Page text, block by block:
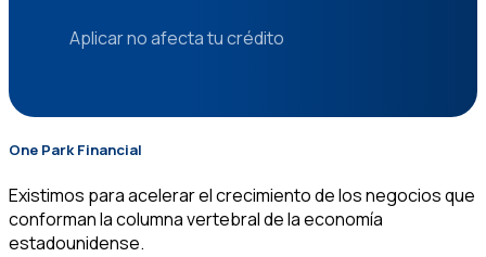
Aplicar no afecta tu crédito
$
One Park Financial
Existimos para acelerar el crecimiento de los negocios que
conforman la columna vertebral de la economía
estadounidense.